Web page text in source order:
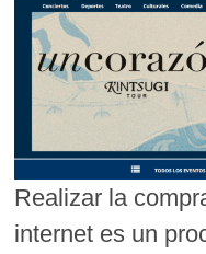
Realizar la
internet es un